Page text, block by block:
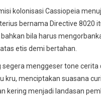
kolonisasi Cassiopeia
bernama Directive 8020
bila harus
etis demi bertahan.
menggeser tone
menciptakan suasana
kering menjadi landasan